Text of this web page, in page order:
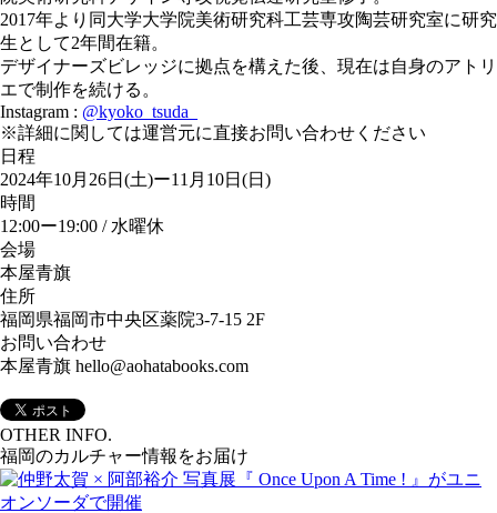
2017年より同大学大学院美術研究科工芸専攻陶芸研究室に研究
生として2年間在籍。
デザイナーズビレッジに拠点を構えた後、現在は自身のアトリ
エで制作を続ける。
Instagram : @kyoko_tsuda_
※詳細に関しては運営元に直接お問い合わせください
日程
2024年10月26日(土)ー11月10日(日)
時間
12:00ー19:00 / 水曜休
会場
本屋青旗
住所
福岡県福岡市中央区薬院3-7-15 2F
お問い合わせ
本屋青旗 hello@aohatabooks.com
OTHER INFO.
福岡のカルチャー情報をお届け